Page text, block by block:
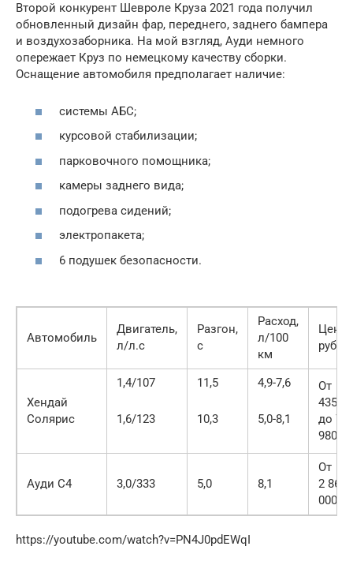
Второй конкурент Шевроле Круза 2021 года получил
обновленный дизайн фар, переднего, заднего бампера
и воздухозаборника. На мой взгляд, Ауди немного
опережает Круз по немецкому качеству сборки.
Оснащение автомобиля предполагает наличие:
системы АБС;
курсовой стабилизации;
парковочного помощника;
камеры заднего вида;
подогрева сидений;
электропакета;
6 подушек безопасности.
Автомобиль
Двигатель,
л/л.с
Разгон,
с
Расход,
л/100
км
Цена,
руб.
Хендай
Солярис
1,4/107
1,6/123
11,5
10,3
4,9-7,6
5,0-8,1
От
435
до
980
Ауди С4 3,0/333 5,0 8,1
От
2 868
000
https://youtube.com/watch?v=PN4J0pdEWqI